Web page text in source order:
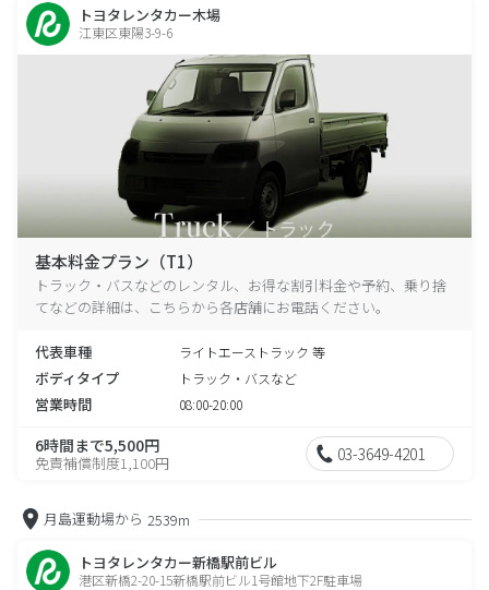
トヨタレンタカー木場
江東区東陽3-9-6
基本料金プラン（T1）
トラック・バスなどのレンタル、お得な割引料金や予約、乗り捨
てなどの詳細は、こちらから各店舗にお電話ください。
代表車種 ライトエーストラック 等
ボディタイプ トラック・バスなど
営業時間 08:00-20:00
6時間まで5,500円
免責補償制度1,100円 03-3649-4201
月島運動場から 2539m
トヨタレンタカー新橋駅前ビル
港区新橋2-20-15新橋駅前ビル1号館地下2F駐車場